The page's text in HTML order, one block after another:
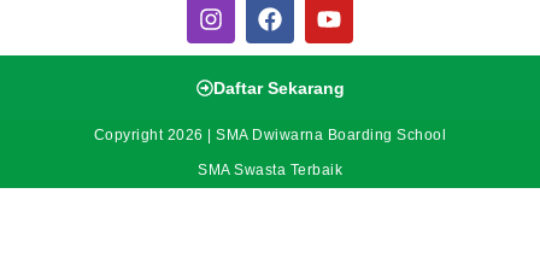
Daftar Sekarang
Copyright 2026 | SMA Dwiwarna Boarding School
SMA Swasta Terbaik